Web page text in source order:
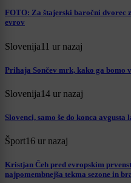
FOTO: Za štajerski baročni dvorec
evrov
Slovenija11 ur nazaj
Prihaja Sončev mrk, kako ga bomo
Slovenija14 ur nazaj
Slovenci, samo še do konca
Šport16 ur nazaj
Kristjan Čeh pred evropskim
najpomembnejša tekma sezone in